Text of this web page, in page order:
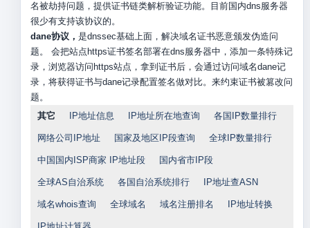
名被劫持问题，提供证书链类解析验证功能。目前国内dns服务器
很少有支持该协议的。
dane协议， 是dnssec基础上面，解决域名证书恶意颁发伪造问
题。 会把站点https证书签名部署在dns服务器中，添加一条特殊记
录，浏览器访问https站点，拿到证书后，会通过访问域名dane记
录，将获得证书与dane记录配置签名做对比。来约束证书被篡改问
题。
其它
IP地址信息 IP地址所在地查询 各国IP数量排行
网络公司IP地址 国家及地区IP段查询 全球IP数量排行
中国国内ISP商家 IP地址段 国内省市IP段
全球AS自治系统 各国自治系统排行 IP地址查ASN
域名whois查询 全球域名 域名注册排名 IP地址转换